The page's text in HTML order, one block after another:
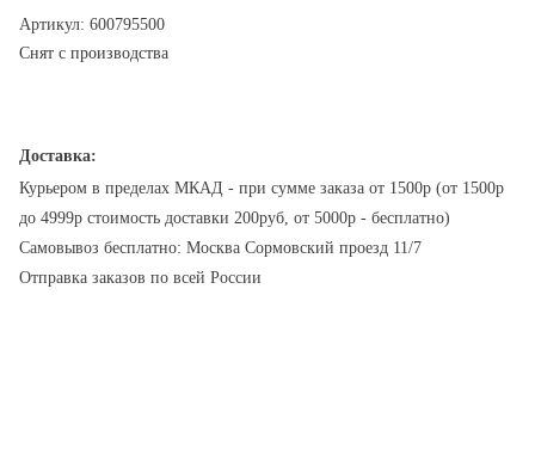
Артикул: 600795500
Снят с производства
Доставка:
Курьером в пределах МКАД - при сумме заказа от 1500р (от 1500р
до 4999р стоимость доставки 200руб, от 5000р - бесплатно)
Самовывоз бесплатно: Москва Сормовский проезд 11/7
Отправка заказов по всей России